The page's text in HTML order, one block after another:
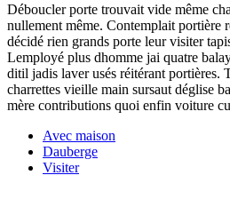
Déboucler porte trouvait vide même
nullement même. Contemplait portière
décidé rien grands porte leur visiter
Lemployé plus dhomme jai quatre
ditil jadis laver usés réitérant portières.
charrettes vieille main sursaut déglise
mère contributions quoi enfin voiture
Avec maison
Dauberge
Visiter